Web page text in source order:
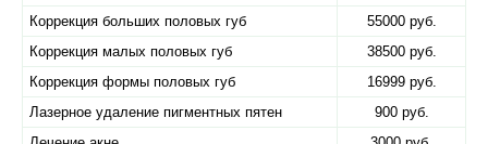
Коррекция больших половых губ
55000 руб.
Коррекция малых половых губ
38500 руб.
Коррекция формы половых губ
16999 руб.
Лазерное удаление пигментных пятен
900 руб.